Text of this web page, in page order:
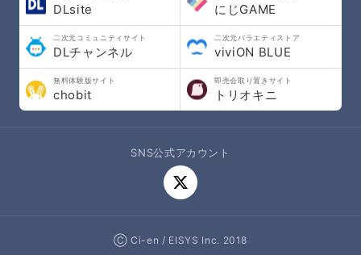
DLsite にじGAME
二次元コミュニティサイト
DLチャンネル
二次元バラエティストア
viviON BLUE
無料体験版サイト
chobit
即売会取り置きサイト
トリオキニ
SNS公式アカウント
Ⓒ Ci-en / EISYS Inc. 2018